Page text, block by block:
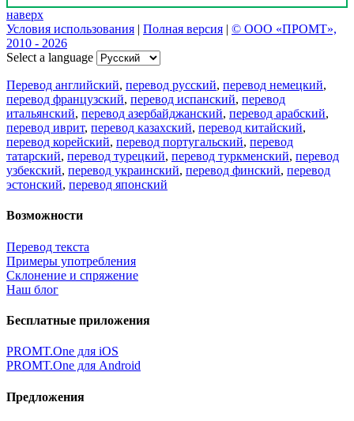
наверх
Условия использования | Полная версия | © ООО «ПРОМТ»,
2010 - 2026
Select a language
Перевод английский, перевод русский, перевод немецкий,
перевод французский, перевод испанский, перевод
итальянский, перевод азербайджанский, перевод арабский,
перевод иврит, перевод казахский, перевод китайский,
перевод корейский, перевод португальский, перевод
татарский, перевод турецкий, перевод туркменский, перевод
узбекский, перевод украинский, перевод финский, перевод
эстонский, перевод японский
Возможности
Перевод текста
Примеры употребления
Склонение и спряжение
Наш блог
Бесплатные приложения
PROMT.One для iOS
PROMT.One для Android
Предложения